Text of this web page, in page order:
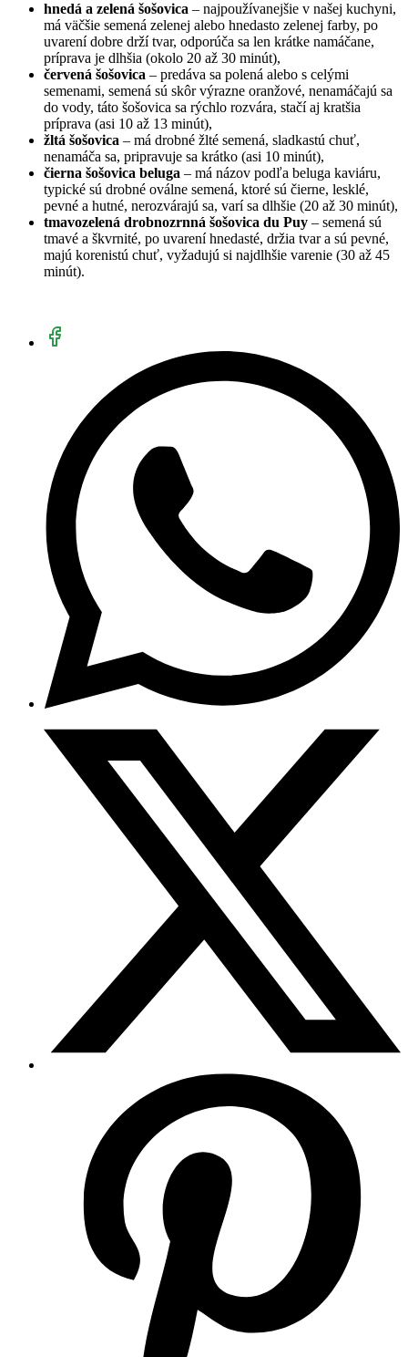
hnedá a zelená šošovica – najpoužívanejšie v našej kuchyni,
má väčšie semená zelenej alebo hnedasto zelenej farby, po
uvarení dobre drží tvar, odporúča sa len krátke namáčane,
príprava je dlhšia (okolo 20 až 30 minút),
červená šošovica – predáva sa polená alebo s celými
semenami, semená sú skôr výrazne oranžové, nenamáčajú sa
do vody, táto šošovica sa rýchlo rozvára, stačí aj kratšia
príprava (asi 10 až 13 minút),
žltá šošovica – má drobné žlté semená, sladkastú chuť,
nenamáča sa, pripravuje sa krátko (asi 10 minút),
čierna šošovica beluga – má názov podľa beluga kaviáru,
typické sú drobné oválne semená, ktoré sú čierne, lesklé,
pevné a hutné, nerozvárajú sa, varí sa dlhšie (20 až 30 minút),
tmavozelená drobnozrnná šošovica du Puy – semená sú
tmavé a škvrnité, po uvarení hnedasté, držia tvar a sú pevné,
majú korenistú chuť, vyžadujú si najdlhšie varenie (30 až 45
minút).